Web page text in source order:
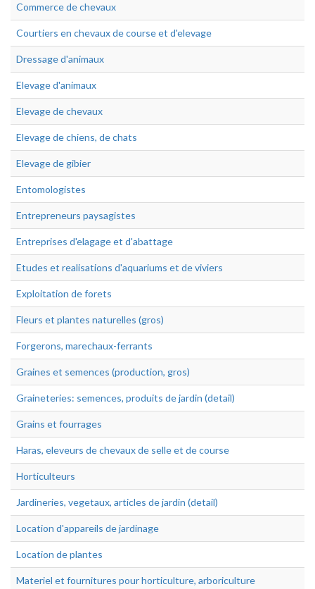
Commerce de chevaux
Courtiers en chevaux de course et d'elevage
Dressage d'animaux
Elevage d'animaux
Elevage de chevaux
Elevage de chiens, de chats
Elevage de gibier
Entomologistes
Entrepreneurs paysagistes
Entreprises d'elagage et d'abattage
Etudes et realisations d'aquariums et de viviers
Exploitation de forets
Fleurs et plantes naturelles (gros)
Forgerons, marechaux-ferrants
Graines et semences (production, gros)
Graineteries: semences, produits de jardin (detail)
Grains et fourrages
Haras, eleveurs de chevaux de selle et de course
Horticulteurs
Jardineries, vegetaux, articles de jardin (detail)
Location d'appareils de jardinage
Location de plantes
Materiel et fournitures pour horticulture, arboriculture